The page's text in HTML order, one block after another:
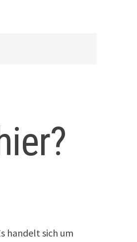
handelt sich um